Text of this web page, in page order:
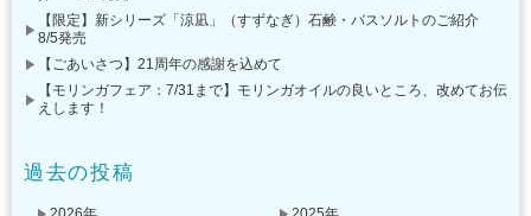
【限定】新シリーズ「涼凪」（すずなぎ）石鹸・バスソルトのご紹介
8/5発売
【ごあいさつ】21周年の感謝を込めて
【モリンガフェア：7/31まで】モリンガオイルの良いところ、改めてお伝
えします！
過去の投稿